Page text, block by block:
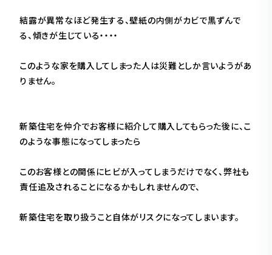
結露が異常なほど発生する、壁紙の内側がカビで黒ずんで
る、傾きが生じている・・・・
このような家を購入してしまった人は災難としか言いようがあ
りません。
新築住宅を仲介でお客様に紹介して購入してもらった後に、こ
のような事態になってしまったら
このお客様との関係にヒビが入ってしまうだけでなく、弊社も
責任追及されることになるかもしれませんので、
新築住宅を取り扱うこと自体がリスクになってしまいます。